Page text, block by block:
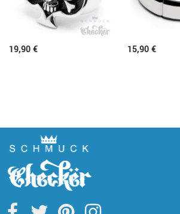
19,90 € 15,90 €